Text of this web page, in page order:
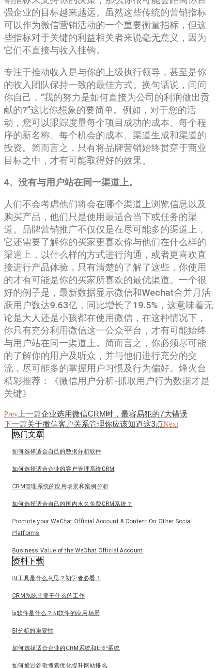
强企业的目标越来越远。虽然这些传统的营销指标
可以作为微信营销活动的一个重要衡量指标，但这
些指标对于关键的利益相关者来说毫无意义，因为
它们不直接与收入挂钩。
专注于推动收入是与你的上级执行领导，甚至是你
的收入团队保持一致的最佳方式。换句话说，问问
你自己，“我的努力是如何直接为公司的利润做出贡
献的?”这比你想象的要简单。例如，对于您的活
动，您可以跟踪度量每个项目成功的成本、每个程
序的新名称、每个机会的成本、渠道生成和渠道的
投资。简而言之，只有将品牌营销始终贯穿于商业
目标之中，才有可能取得好的效果。
4、没有与用户站在同一渠道上。
人们不会考虑他们将会在哪个渠道上浏览信息以及
购买产品，他们只是使用最适合当下或任务的渠
道。品牌营销推广不仅仅是在尽可能多的渠道上，
它还需要了解你的买家更喜欢你与他们在什么样的
渠道上，以什么样的方式进行沟通，或者更喜欢直
接进行产品体验，只有清楚的了解了这些，你使用
的才有可能是你的买家所喜欢的最优渠道。一个很
好的例子是，最新数据显示微信和Wechat合并月活
跃用户数达9.63亿，同比增长了19.5%，这意味着无
论是大人还是小孩都在使用微信，在这种情况下，
你只有充分利用微信这一公众平台，才有可能始终
与用户站在同一渠道上。简而言之，你必须尽可能
的了解你的用户及听众，并与他们进行充分的交
流，尽可能多的掌握用户习惯及行为偏好。烽火台
精彩推荐：《微信用户分析-抓取用户行为数据才是
关键》
Prev 上一篇企业选用微信CRM时，最容易犯的7大错误
下一篇关于微信客户关系管理你应该知道这3点Next
热门文章
如何选择适合自己的数据分析软件
如何选择适合企业的客户管理系统CRM
CRM管理系统的应用场景和案例分析
如何选择适合自己的国内永久免费CRM系统？
Promote your WeChat Official Account & Content On Other Social
Platforms
Business Value of the WeChat Official Account
资料下载
BI工具是什么意思？初学者必看！
CRM系统主要干什么的工作
bi软件是什么？BI软件的应用场景
BI分析的重要性
如何选择适合企业的CRM系统和ERP系统
如何通过谷歌搜索优化提升网站排名